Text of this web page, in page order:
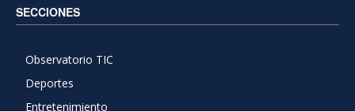
SECCIONES
Observatorio TIC
Deportes
Entretenimiento